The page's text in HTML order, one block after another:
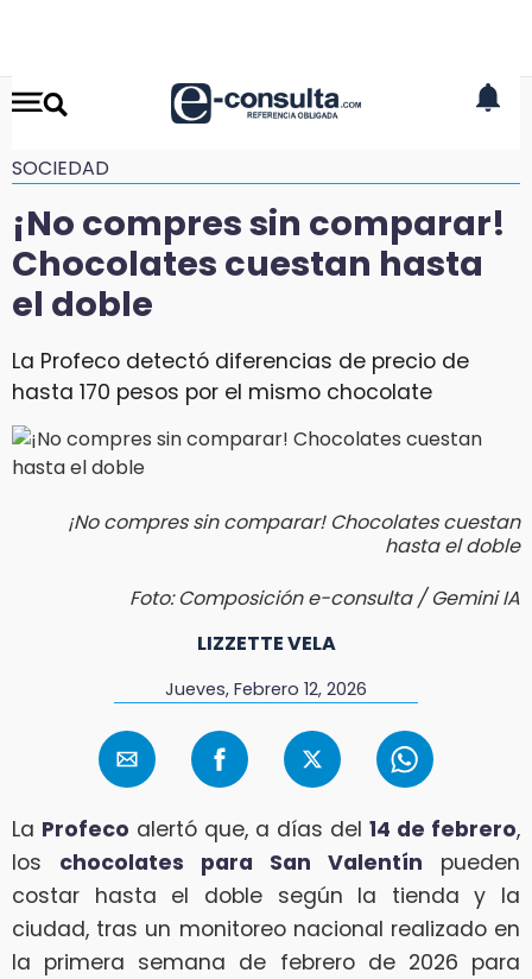
SOCIEDAD
¡No compres sin comparar!
Chocolates cuestan hasta
el doble
La Profeco detectó diferencias de precio de
hasta 170 pesos por el mismo chocolate
¡No compres sin comparar! Chocolates cuestan
hasta el doble
Foto: Composición e-consulta / Gemini IA
LIZZETTE VELA
Jueves, Febrero 12, 2026
La Profeco alertó que, a días del 14 de febrero,
los chocolates para San Valentín pueden
costar hasta el doble según la tienda y la
ciudad, tras un monitoreo nacional realizado en
la primera semana de febrero de 2026 para